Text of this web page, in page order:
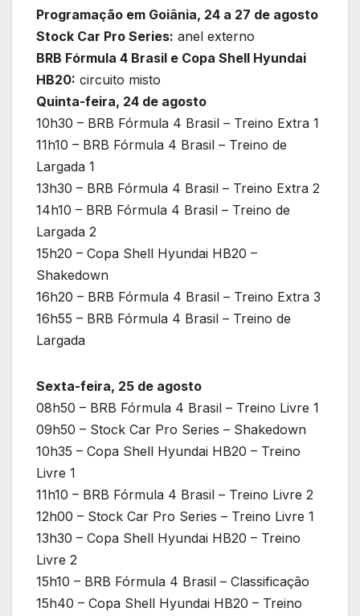
Programação em Goiânia, 24 a 27 de agosto
Stock Car Pro Series: anel externo
BRB Fórmula 4 Brasil e Copa Shell Hyundai
HB20: circuito misto
Quinta-feira, 24 de agosto
10h30 – BRB Fórmula 4 Brasil – Treino Extra 1
11h10 – BRB Fórmula 4 Brasil – Treino de
Largada 1
13h30 – BRB Fórmula 4 Brasil – Treino Extra 2
14h10 – BRB Fórmula 4 Brasil – Treino de
Largada 2
15h20 – Copa Shell Hyundai HB20 –
Shakedown
16h20 – BRB Fórmula 4 Brasil – Treino Extra 3
16h55 – BRB Fórmula 4 Brasil – Treino de
Largada
Sexta-feira, 25 de agosto
08h50 – BRB Fórmula 4 Brasil – Treino Livre 1
09h50 – Stock Car Pro Series – Shakedown
10h35 – Copa Shell Hyundai HB20 – Treino
Livre 1
11h10 – BRB Fórmula 4 Brasil – Treino Livre 2
12h00 – Stock Car Pro Series – Treino Livre 1
13h30 – Copa Shell Hyundai HB20 – Treino
Livre 2
15h10 – BRB Fórmula 4 Brasil – Classificação
15h40 – Copa Shell Hyundai HB20 – Treino